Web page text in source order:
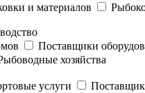
и материалов
Поставщики
хозяйства
услуги